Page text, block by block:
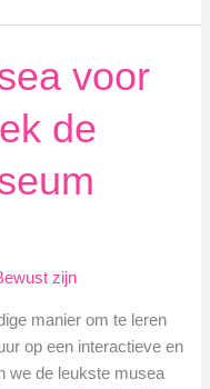
voor
de
zijn
manier om te leren
op een interactieve en
we de leukste musea